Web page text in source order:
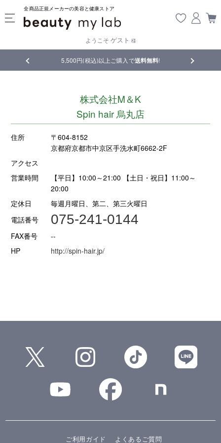
全商品正規メーカーの美容と健康ストア
ようこそ ゲスト 様
5,500円(税込)以上ご購入で 送料無料! 【重要】熊本地震
株式会社M＆K
Spin hair 烏丸店
住所
〒604-8152
京都府京都市中京区手洗水町6662-2F
アクセス
営業時間
【平日】10:00～21:00 【土日・祝日】11:00～
20:00
定休日
毎週月曜日、第二、第三火曜日
電話番号
075-241-0144
FAX番号
--
HP
http://spin-hair.jp/
ご利用ガイド よくあるご質問